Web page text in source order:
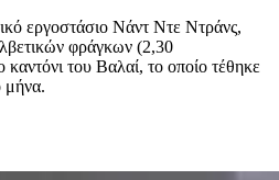
εργοστάσιο Νάντ Ντε Ντράνς,
φράγκων (2,30
του Βαλαί, το οποίο τέθηκε
μήνα.